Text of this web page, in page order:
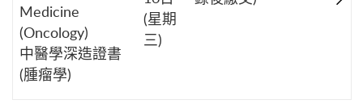
Medicine
(Oncology)
中醫學深造證書
(腫瘤學)
(星期
三)